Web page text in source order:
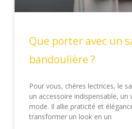
Que porter avec un
bandoulière ?
Pour vous, chères lectrices, le
un accessoire indispensable, un
mode. Il allie praticité et
transformer un look en un